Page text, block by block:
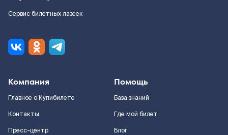
Сервис билетных лазеек
Компания
Главное о Купибилете
Контакты
Пресс-центр
Помощь
База знаний
Где мой билет
Блог